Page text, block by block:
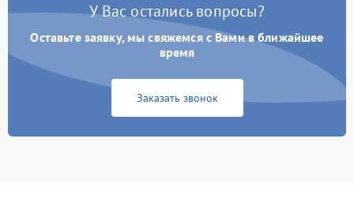
У Вас остались вопросы?
Оставьте заявку, мы свяжемся с Вами в ближайшее
время
Заказать звонок